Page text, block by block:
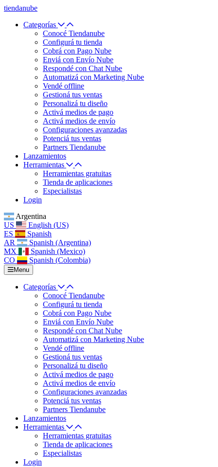
tiendanube
Categorías
Conocé Tiendanube
Configurá tu tienda
Cobrá con Pago Nube
Enviá con Envío Nube
Respondé con Chat Nube
Automatizá con Marketing Nube
Vendé offline
Gestioná tus ventas
Personalizá tu diseño
Activá medios de pago
Activá medios de envío
Configuraciones avanzadas
Potenciá tus ventas
Partners Tiendanube
Lanzamientos
Herramientas
Herramientas gratuitas
Tienda de aplicaciones
Especialistas
Login
Argentina
US
English (US)
ES
Spanish
AR
Spanish (Argentina)
MX
Spanish (Mexico)
CO
Spanish (Colombia)
Menu
Categorías
Conocé Tiendanube
Configurá tu tienda
Cobrá con Pago Nube
Enviá con Envío Nube
Respondé con Chat Nube
Automatizá con Marketing Nube
Vendé offline
Gestioná tus ventas
Personalizá tu diseño
Activá medios de pago
Activá medios de envío
Configuraciones avanzadas
Potenciá tus ventas
Partners Tiendanube
Lanzamientos
Herramientas
Herramientas gratuitas
Tienda de aplicaciones
Especialistas
Login